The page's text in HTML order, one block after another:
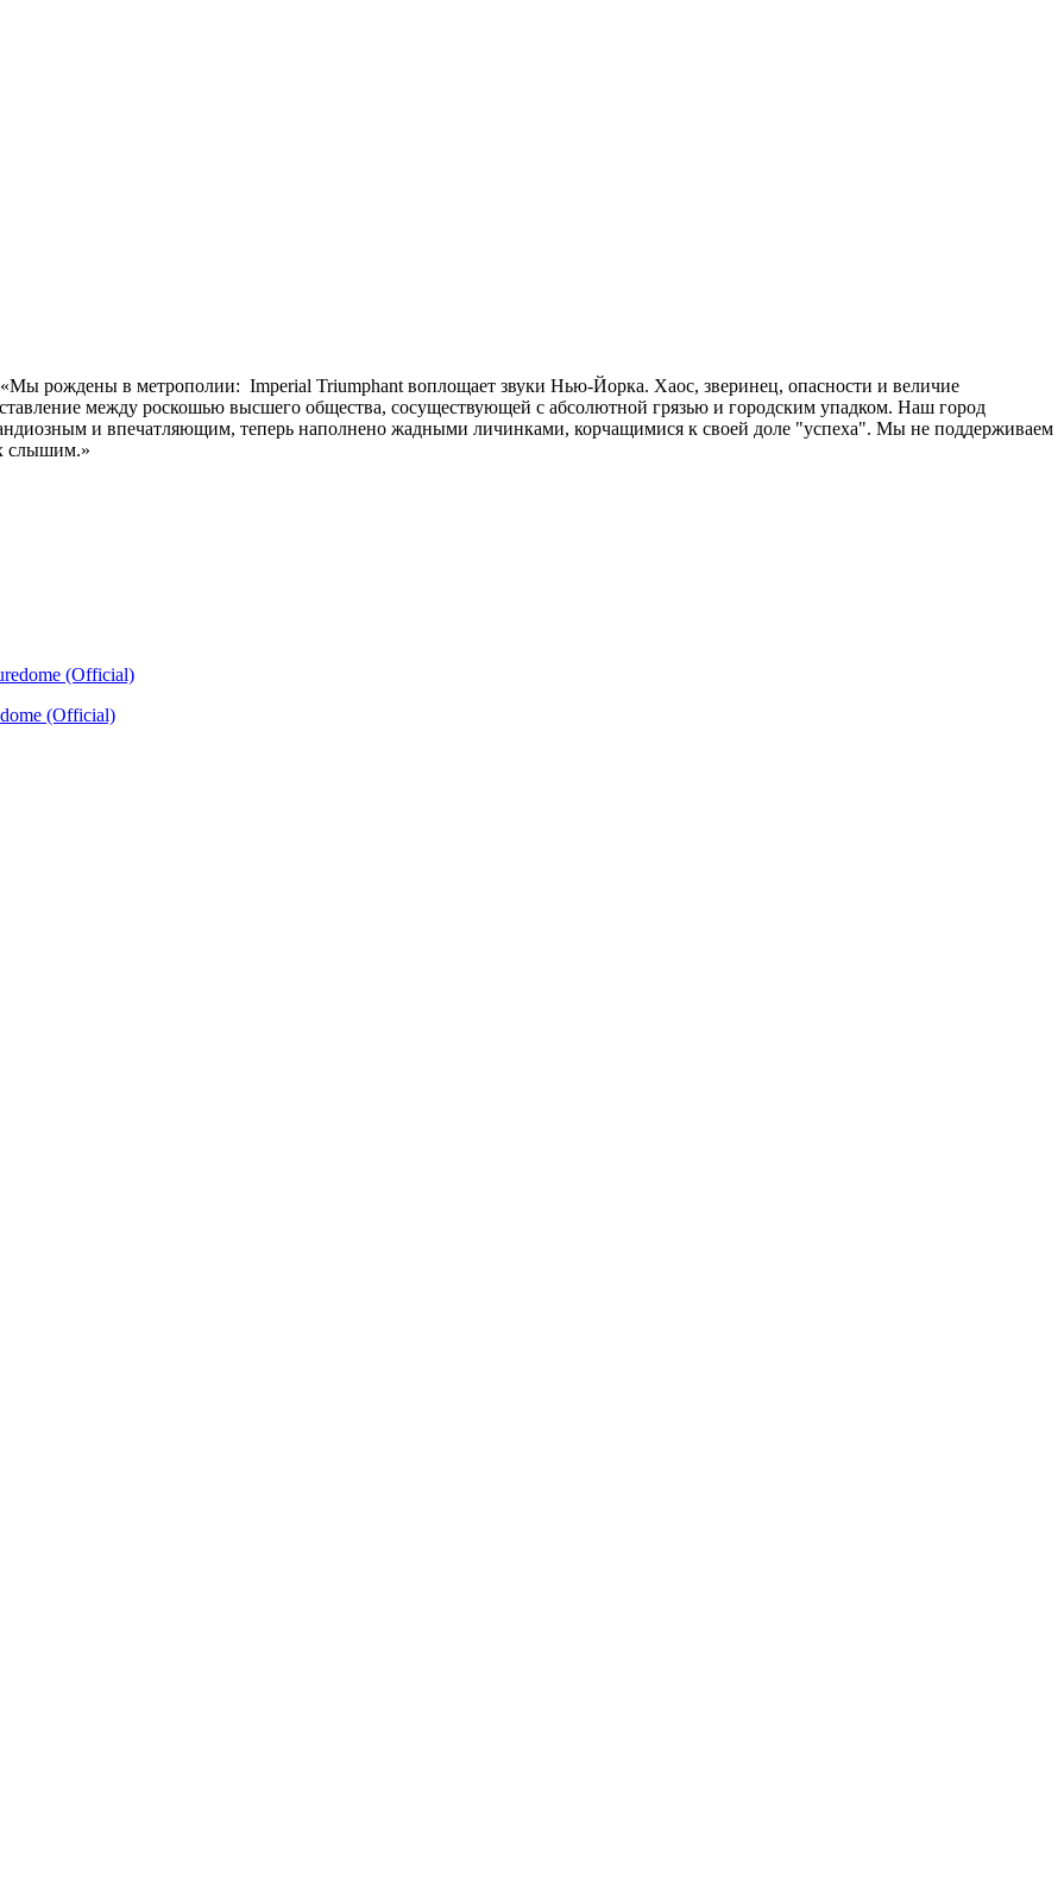
рождены в метрополии: Imperial Triumphant воплощает звуки Нью-Йорка. Хаос, зверинец, опасности и величие
между роскошью высшего общества, сосуществующей с абсолютной грязью и городским упадком. Наш город
и впечатляющим, теперь наполнено жадными личинками, корчащимися к своей доле "успеха". Мы не поддерживаем
слышим.»
(Official)